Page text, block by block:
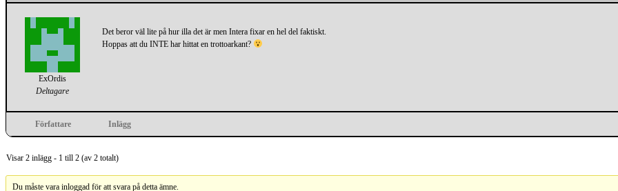
ExOrdis
Deltagare
Det beror väl lite på hur illa det är men Intera fixar en hel del faktiskt.
Hoppas att du INTE har hittat en trottoarkant?
Författare Inlägg
Visar 2 inlägg - 1 till 2 (av 2 totalt)
Du måste vara inloggad för att svara på detta ämne.